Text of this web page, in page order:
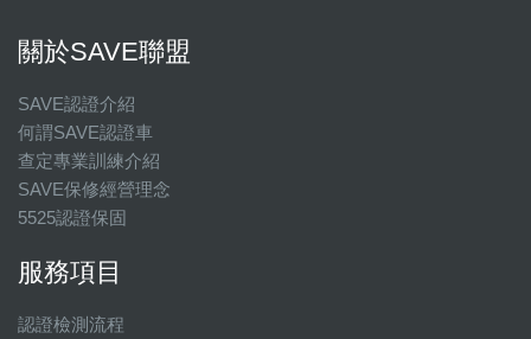
關於SAVE聯盟
SAVE認證介紹
何謂SAVE認證車
查定專業訓練介紹
SAVE保修經營理念
5525認證保固
服務項目
認證檢測流程